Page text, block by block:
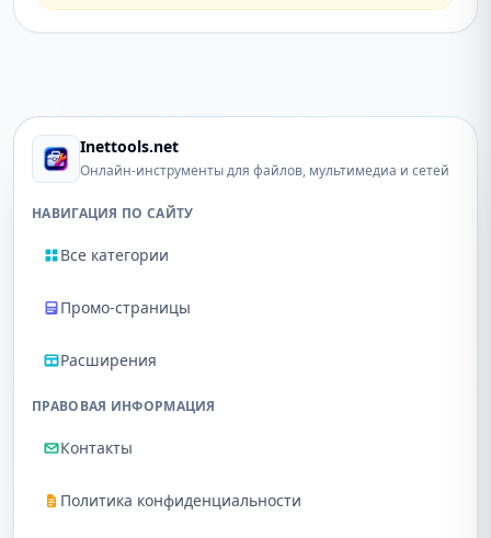
Inettools.net
Онлайн-инструменты для файлов, мультимедиа и сетей
НАВИГАЦИЯ ПО САЙТУ
Все категории
Промо-страницы
Расширения
ПРАВОВАЯ ИНФОРМАЦИЯ
Контакты
Политика конфиденциальности